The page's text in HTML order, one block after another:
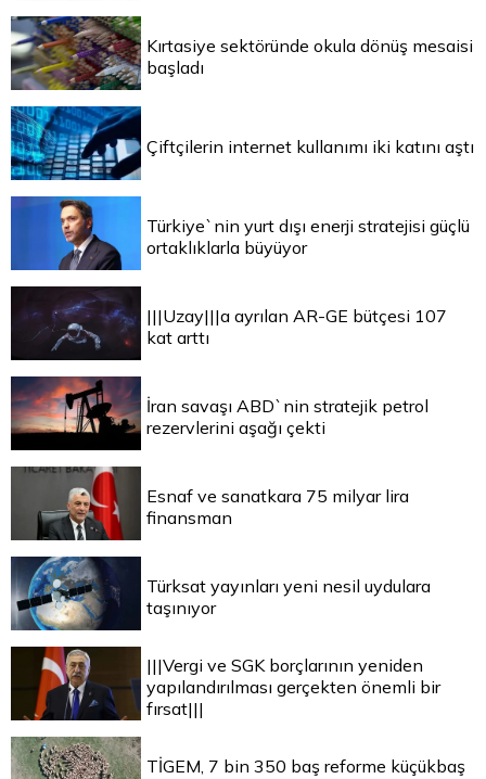
Kırtasiye sektöründe okula dönüş mesaisi
başladı
Çiftçilerin internet kullanımı iki katını aştı
Türkiye`nin yurt dışı enerji stratejisi güçlü
ortaklıklarla büyüyor
|||Uzay|||a ayrılan AR-GE bütçesi 107
kat arttı
İran savaşı ABD`nin stratejik petrol
rezervlerini aşağı çekti
Esnaf ve sanatkara 75 milyar lira
finansman
Türksat yayınları yeni nesil uydulara
taşınıyor
|||Vergi ve SGK borçlarının yeniden
yapılandırılması gerçekten önemli bir
fırsat|||
TİGEM, 7 bin 350 baş reforme küçükbaş